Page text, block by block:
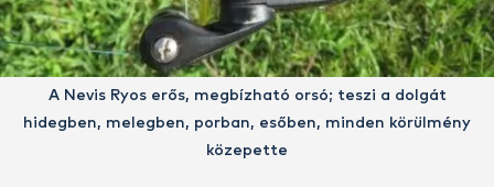
A Nevis Ryos erős, megbízható orsó; teszi a dolgát
hidegben, melegben, porban, esőben, minden körülmény
közepette